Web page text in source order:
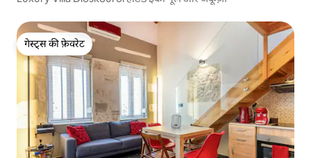
गेस्ट्स की फ़ेवरेट
गेस्ट्स की फ़ेवरेट